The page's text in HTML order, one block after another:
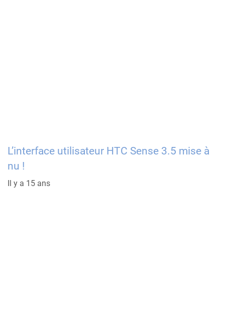
L’interface utilisateur HTC Sense 3.5 mise à
nu !
Il y a 15 ans